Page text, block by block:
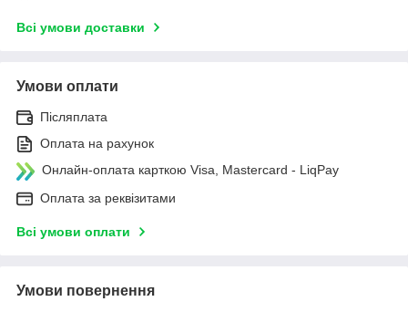
Всі умови доставки
Умови оплати
Післяплата
Оплата на рахунок
Онлайн-оплата карткою Visa, Mastercard - LiqPay
Оплата за реквізитами
Всі умови оплати
Умови повернення